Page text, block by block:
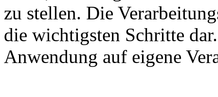
zu stellen. Die
die wichtigsten Schritte
Anwendung auf eigene